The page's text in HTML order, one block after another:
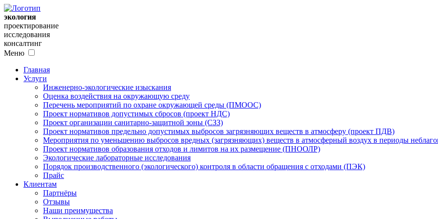
экология
проектирование
исследования
консалтинг
Меню
Главная
Услуги
Инженерно-экологические изыскания
Оценка воздействия на окружающую среду
Перечень мероприятий по охране окружающей среды (ПМООС)
Проект нормативов допустимых сбросов (проект НДС)
Проект организации санитарно-защитной зоны (СЗЗ)
Проект нормативов предельно допустимых выбросов загрязняющих веществ в атмосферу (проект ПДВ)
Мероприятия по уменьшению выбросов вредных (загрязняющих) веществ в атмосферный воздух в периоды
Проект нормативов образования отходов и лимитов на их размещение (ПНООЛР)
Экологические лабораторные исследования
Порядок производственного (экологического) контроля в области обращения с отходами (ПЭК)
Прайс
Клиентам
Партнёры
Отзывы
Наши преимущества